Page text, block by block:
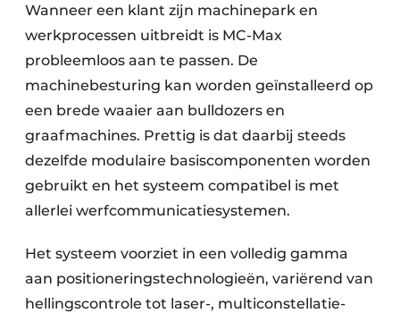
Wanneer een klant zijn machinepark en
werkprocessen uitbreidt is MC-Max
probleemloos aan te passen. De
machinebesturing kan worden geïnstalleerd op
een brede waaier aan bulldozers en
graafmachines. Prettig is dat daarbij steeds
dezelfde modulaire basiscomponenten worden
gebruikt en het systeem compatibel is met
allerlei werfcommunicatiesystemen.
Het systeem voorziet in een volledig gamma
aan positioneringstechnologieën, variërend van
hellingscontrole tot laser-, multiconstellatie-